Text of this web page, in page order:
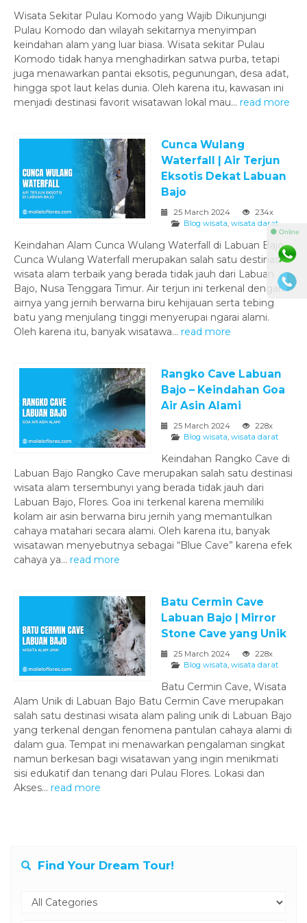
Wisata Sekitar Pulau Komodo yang Wajib Dikunjungi
Pulau Komodo dan wilayah sekitarnya menyimpan
keindahan alam yang luar biasa. Wisata sekitar Pulau
Komodo tidak hanya menghadirkan satwa purba, tetapi
juga menawarkan pantai eksotis, pegunungan, desa adat,
hingga spot laut kelas dunia. Oleh karena itu, kawasan ini
menjadi destinasi favorit wisatawan lokal mau... read more
Cunca Wulang
Waterfall | Air Terjun
Eksotis Dekat Labuan
Bajo
25 March 2024
234x
Blog wisata, wisata darat
Keindahan Alam Cunca Wulang Waterfall di Labuan Bajo
Cunca Wulang Waterfall merupakan salah satu destinasi
wisata alam terbaik yang berada tidak jauh dari Labuan
Bajo, Nusa Tenggara Timur. Air terjun ini terkenal dengan
airnya yang jernih berwarna biru kehijauan serta tebing
batu yang menjulang tinggi menyerupai ngarai alami.
Oleh karena itu, banyak wisatawa... read more
Rangko Cave Labuan
Bajo – Keindahan Goa
Air Asin Alami
25 March 2024
228x
Blog wisata, wisata darat
Keindahan Rangko Cave di
Labuan Bajo Rangko Cave merupakan salah satu destinasi
wisata alam tersembunyi yang berada tidak jauh dari
Labuan Bajo, Flores. Goa ini terkenal karena memiliki
kolam air asin berwarna biru jernih yang memantulkan
cahaya matahari secara alami. Oleh karena itu, banyak
wisatawan menyebutnya sebagai “Blue Cave” karena efek
cahaya ya... read more
Batu Cermin Cave
Labuan Bajo | Mirror
Stone Cave yang Unik
25 March 2024
228x
Blog wisata, wisata darat
Batu Cermin Cave, Wisata
Alam Unik di Labuan Bajo Batu Cermin Cave merupakan
salah satu destinasi wisata alam paling unik di Labuan Bajo
yang terkenal dengan fenomena pantulan cahaya alami di
dalam gua. Tempat ini menawarkan pengalaman singkat
namun berkesan bagi wisatawan yang ingin menikmati
sisi edukatif dan tenang dari Pulau Flores. Lokasi dan
Akses... read more
Find Your Dream Tour!
⚫ Online